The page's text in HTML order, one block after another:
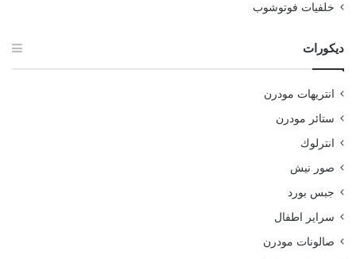
خلفيات فوتوشوب
ديكورات
انتريهات مودرن
ستائر مودرن
انترلوك
صور نيش
جبس بورد
سراير اطفال
صالونات مودرن